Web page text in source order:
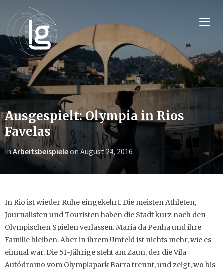
Ausgespielt: Olympia in Rios
Favelas
in ArbeitsbeispieleonAugust 24, 2016
In Rio ist wieder Ruhe eingekehrt. Die meisten Athleten,
Journalisten und Touristen haben die Stadt kurz nach den
Olympischen Spielen verlassen. Maria da Penha und ihre
Familie bleiben. Aber in ihrem Umfeld ist nichts mehr, wie es
einmal war. Die 51-Jährige steht am Zaun, der die Vila
Autódromo vom Olympiapark Barra trennt, und zeigt, wo bis